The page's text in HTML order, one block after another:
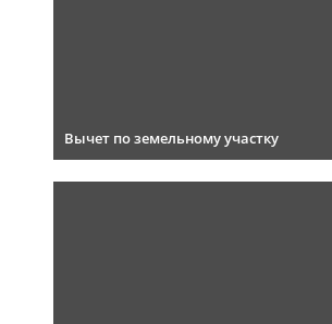
Вычет по земельному участку